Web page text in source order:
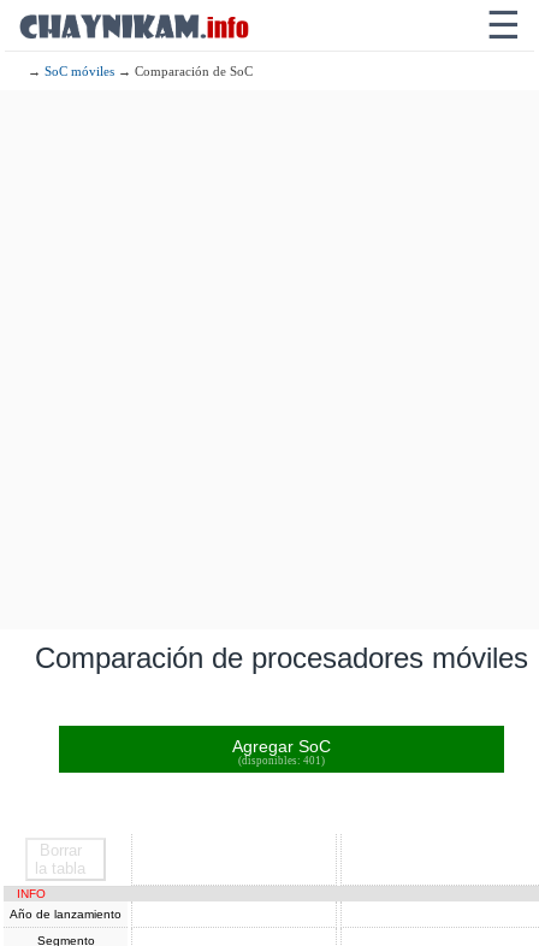
☰
→SoC móviles → Comparación de SoC
Comparación de procesadores móviles
Agregar SoC
(disponibles: 401)
Borrar
la tabla
INFO
Año de lanzamiento
Segmento